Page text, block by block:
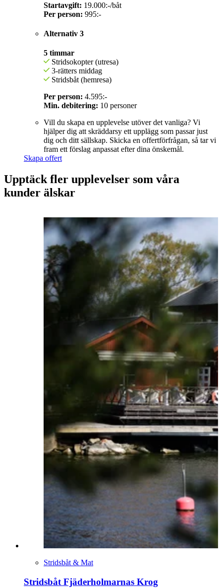
Startavgift: 19.000:-/båt
Per person: 995:-
Alternativ 3
5 timmar
Stridsokopter (utresa)
3-rätters middag
Stridsbåt (hemresa)
Per person: 4.595:-
Min. debitering: 10 personer
Vill du skapa en upplevelse utöver det vanliga? Vi
hjälper dig att skräddarsy ett upplägg som passar just
dig och ditt sällskap. Skicka en offertförfrågan, så tar vi
fram ett förslag anpassat efter dina önskemål.
Skapa offert
Upptäck fler upplevelser som våra
kunder älskar
Stridsbåt & Mat
Stridsbåt Fjäderholmarnas Krog